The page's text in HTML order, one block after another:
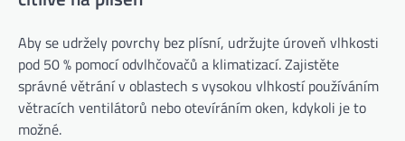
Aby se udržely povrchy bez plísní, udržujte úroveň vlhkosti
pod 50 % pomocí odvlhčovačů a klimatizací. Zajistěte
správné větrání v oblastech s vysokou vlhkostí používáním
větracích ventilátorů nebo otevíráním oken, kdykoli je to
možné.